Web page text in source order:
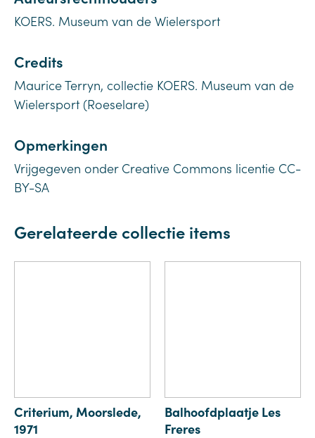
KOERS. Museum van de Wielersport
Credits
Maurice Terryn, collectie KOERS. Museum van de
Wielersport (Roeselare)
Opmerkingen
Vrijgegeven onder Creative Commons licentie CC-
BY-SA
Gerelateerde collectie items
Criterium, Moorslede,
1971
Balhoofdplaatje Les
Freres